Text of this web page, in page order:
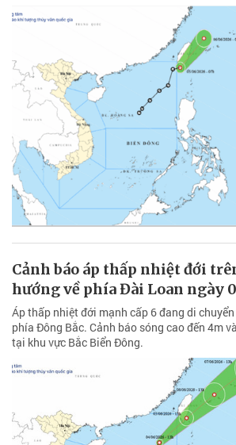
Cảnh báo áp thấp nhiệt đới
hướng về phía Đài Loan ngày
Áp thấp nhiệt đới mạnh cấp 6 đang di
phía Đông Bắc. Cảnh báo sóng cao đến 4m
tại khu vực Bắc Biển Đông.